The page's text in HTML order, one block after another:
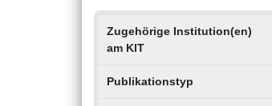
Zugehörige Institution(en)
am KIT
Publikationstyp